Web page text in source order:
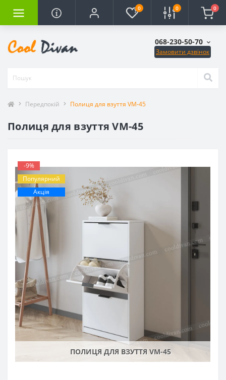
0 0 0
068-230-50-70
Замовити дзвінок
Передпокій Полиця для взуття VM-45
Полиця для взуття VM-45
-9%
Популярний
Акція
ПОЛИЦЯ ДЛЯ ВЗУТТЯ VM-45